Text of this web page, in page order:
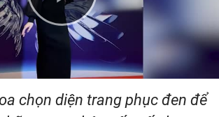
Play
Video
chọn diện trang phục đen để